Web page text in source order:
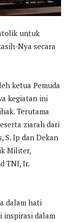
untuk
Nya secara
ketua Pemuda
kegiatan ini
Terutama
ziarah dari
S. Ip dan Dekan
Militer,
TNI, Ir.
dalam hati
inspirasi dalam